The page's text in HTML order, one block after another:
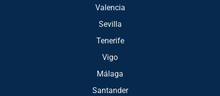
Valencia
Sevilla
Tenerife
Vigo
Málaga
Santander